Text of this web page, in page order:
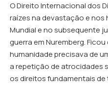
O Direito Internacional dos
raízes na devastação e nos
Mundial e no subsequente
guerra em Nuremberg.
humanidade precisava de
a repetição de atrocidades
os direitos fundamentais